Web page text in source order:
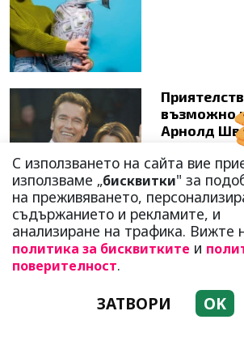
възможно
Арнолд
Мария Шр...
С използването на сайта вие
използваме „бисквитки" за
на преживяването,
съдържанието и рекламите, и
анализиране на трафика. Вижте
политика за бисквитките и
поверителност.
ЗАТВОРИ OK